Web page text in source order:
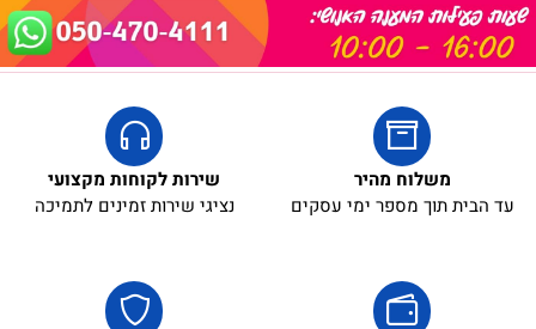
משלוח מהיר
עד הבית תוך מספר ימי עסקים
שירות לקוחות מקצועי
נציגי שירות זמינים לתמיכה